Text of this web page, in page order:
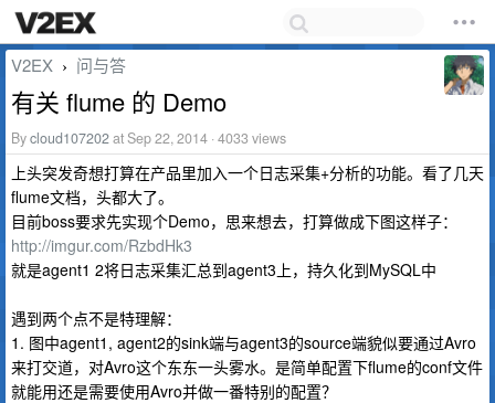
V2EX › 问与答
有关 flume 的 Demo
Bycloud107202at Sep 22, 2014 · 4033 views
上头突发奇想打算在产品里加入一个日志采集+分析的功能。看了几天
flume文档，头都大了。
目前boss要求先实现个Demo，思来想去，打算做成下图这样子：
http://imgur.com/RzbdHk3
就是agent1 2将日志采集汇总到agent3上，持久化到MySQL中
遇到两个点不是特理解：
1. 图中agent1, agent2的sink端与agent3的source端貌似要通过Avro
来打交道，对Avro这个东东一头雾水。是简单配置下flume的conf文件
就能用还是需要使用Avro并做一番特别的配置？